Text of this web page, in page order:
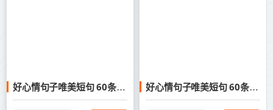
好心情句子唯美短句 60条经典语录大全 好心情句子唯美短句 60条经典语录大全